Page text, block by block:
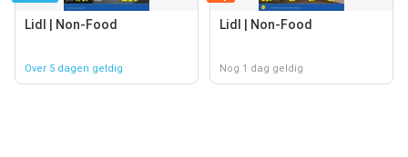
Lidl | Non-Food
Over 5 dagen geldig
Lidl | Non-Food
Nog 1 dag geldig